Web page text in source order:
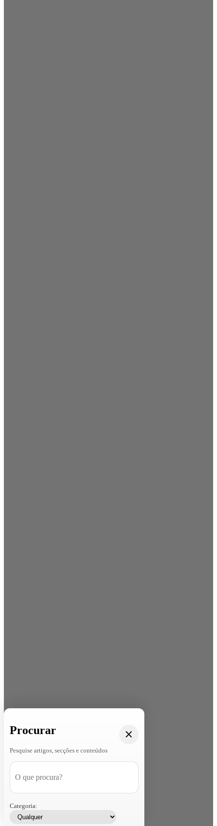
Procurar
Pesquise artigos, secções e conteúdos
Categoria: